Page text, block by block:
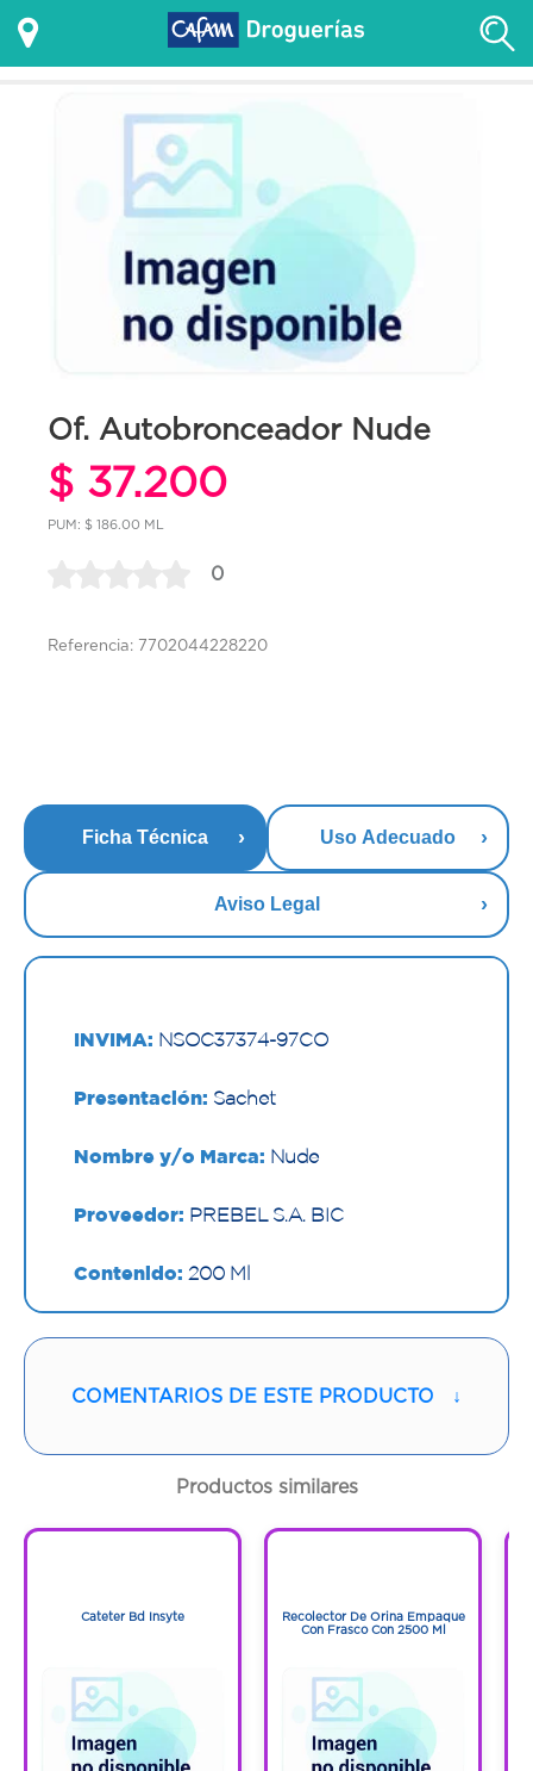
Of. Autobronceador Nude
$ 37.200
PUM: $ 186.00 ML
0
Referencia: 7702044228220
Ficha Técnica Uso Adecuado
Aviso Legal
INVIMA: NSOC37374-97CO
Presentación: Sachet
Nombre y/o Marca: Nude
Proveedor: PREBEL S.A. BIC
Contenido: 200 Ml
Código:1296728
COMENTARIOS DE ESTE PRODUCTO ↓
Productos similares
Cateter Bd Insyte
Recolector De Orina Empaque
Con Frasco Con 2500 Ml